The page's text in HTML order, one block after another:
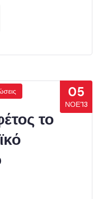
05
ΝΟΈ’13
το